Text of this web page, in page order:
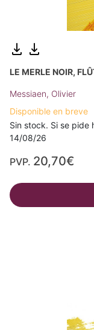
LE MERLE NOIR,
Messiaen, Olivier
Disponible en breve
Sin stock. Si se pide
14/08/26
PVP. 20,70€